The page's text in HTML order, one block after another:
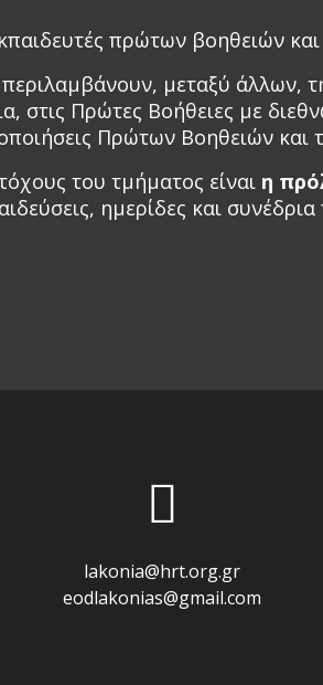
πρώτων βοηθειών
μεταξύ
στις Πρώτες Βοήθειες με
Πρώτων Βοηθειών
του τμήματος είναι η
ημερίδες και
lakonia@hrt.org.gr
eodlakonias@gmail.com